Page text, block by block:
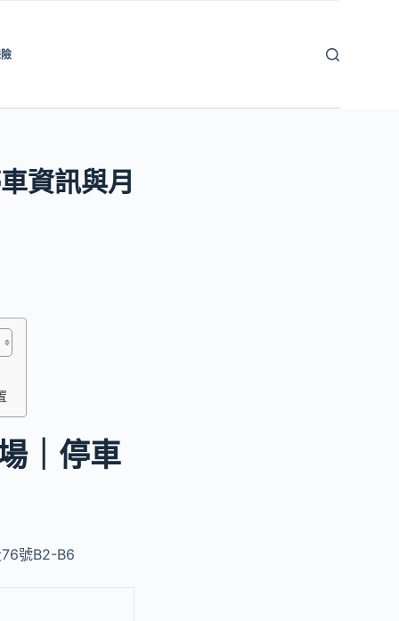
資訊與月
｜停車
號B2-B6